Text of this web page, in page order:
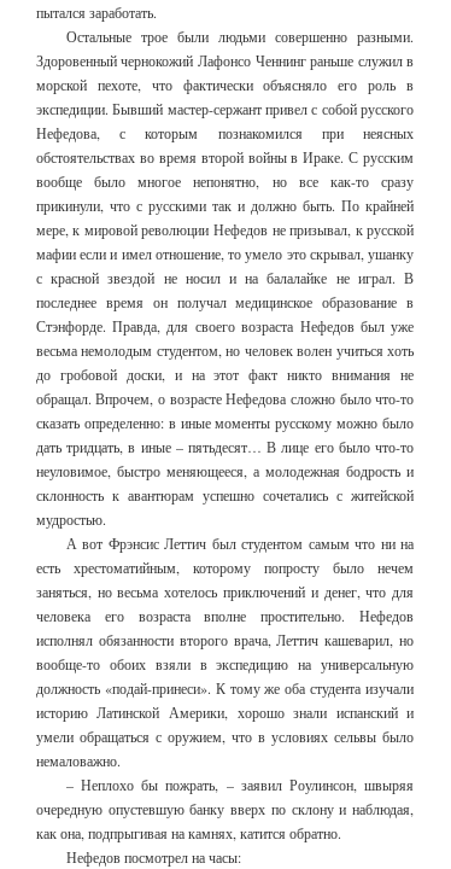
пытался заработать.
Остальные трое были людьми совершенно разными.
Здоровенный чернокожий Лафонсо Ченнинг раньше служил в
морской пехоте, что фактически объясняло его роль в
экспедиции. Бывший мастер-сержант привел с собой русского
Нефедова, с которым познакомился при неясных
обстоятельствах во время второй войны в Ираке. С русским
вообще было многое непонятно, но все как-то сразу
прикинули, что с русскими так и должно быть. По крайней
мере, к мировой революции Нефедов не призывал, к русской
мафии если и имел отношение, то умело это скрывал, ушанку
с красной звездой не носил и на балалайке не играл. В
последнее время он получал медицинское образование в
Стэнфорде. Правда, для своего возраста Нефедов был уже
весьма немолодым студентом, но человек волен учиться хоть
до гробовой доски, и на этот факт никто внимания не
обращал. Впрочем, о возрасте Нефедова сложно было что-то
сказать определенно: в иные моменты русскому можно было
дать тридцать, в иные – пятьдесят… В лице его было что-то
неуловимое, быстро меняющееся, а молодежная бодрость и
склонность к авантюрам успешно сочетались с житейской
мудростью.
А вот Фрэнсис Леттич был студентом самым что ни на
есть хрестоматийным, которому попросту было нечем
заняться, но весьма хотелось приключений и денег, что для
человека его возраста вполне простительно. Нефедов
исполнял обязанности второго врача, Леттич кашеварил, но
вообще-то обоих взяли в экспедицию на универсальную
должность «подай-принеси». К тому же оба студента изучали
историю Латинской Америки, хорошо знали испанский и
умели обращаться с оружием, что в условиях сельвы было
немаловажно.
– Неплохо бы пожрать, – заявил Роулинсон, швыряя
очередную опустевшую банку вверх по склону и наблюдая,
как она, подпрыгивая на камнях, катится обратно.
Нефедов посмотрел на часы: